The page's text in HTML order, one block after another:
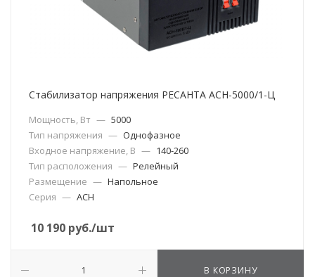
Стабилизатор напряжения РЕСАНТА АСН-5000/1-Ц
Мощность, Вт — 5000
Тип напряжения — Однофазное
Входное напряжение, В — 140-260
Тип расположения — Релейный
Размещение — Напольное
Серия — АСН
10 190 руб./шт
В КОРЗИНУ